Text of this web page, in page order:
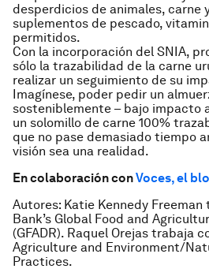
desperdicios de animales, carne
suplementos de pescado,
permitidos.
Con la incorporación del SNIA,
sólo la trazabilidad de la carne
realizar un seguimiento de su
Imagínese, poder pedir un
sosteniblemente – bajo impacto
un solomillo de carne 100%
que no pase demasiado tiempo
visión sea una realidad.
En colaboración conVoces, el
Autores: Katie Kennedy
Bank’s Global Food and
(GFADR). Raquel Orejas trabaja
Agriculture and Environment/
Practices.